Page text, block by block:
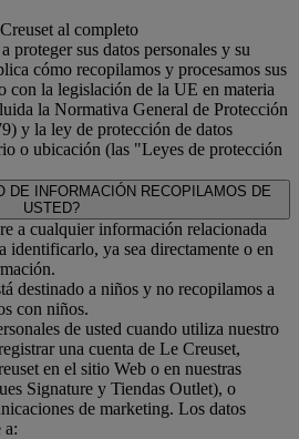
al completo
proteger sus datos personales y su
cómo recopilamos y procesamos sus
con la legislación de la UE en materia
la Normativa General de Protección
y la ley de protección de datos
o ubicación (las "Leyes de protección
DE INFORMACIÓN RECOPILAMOS DE
USTED?
a cualquier información relacionada
identificarlo, ya sea directamente o en
destinado a niños y no recopilamos a
con niños.
de usted cuando utiliza nuestro
una cuenta de Le Creuset,
en el sitio Web o en nuestras
Signature y Tiendas Outlet), o
de marketing. Los datos
a: